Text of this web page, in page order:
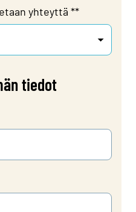
yhteyttä **
tiedot